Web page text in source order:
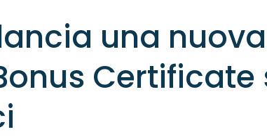
una nuova
Certificate